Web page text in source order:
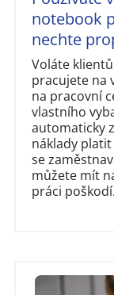
notebook
nechte
Voláte
pracujete na
na pracovní
vlastního
automaticky
náklady
se
můžete mít
práci poškodí.